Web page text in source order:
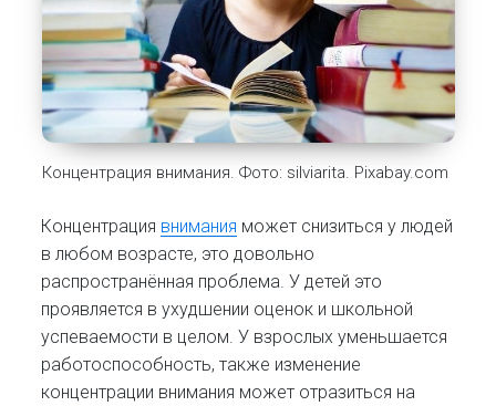
Концентрация внимания. Фото: silviarita. Pixabay.com
Концентрация внимания может снизиться у людей
в любом возрасте, это довольно
распространённая проблема. У детей это
проявляется в ухудшении оценок и школьной
успеваемости в целом. У взрослых уменьшается
работоспособность, также изменение
концентрации внимания может отразиться на